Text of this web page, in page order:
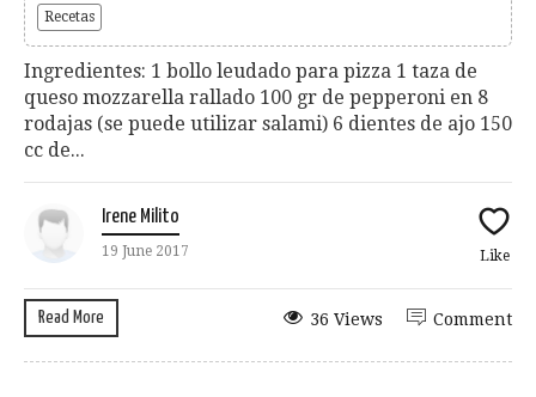
Recetas
Ingredientes: 1 bollo leudado para pizza 1 taza de
queso mozzarella rallado 100 gr de pepperoni en 8
rodajas (se puede utilizar salami) 6 dientes de ajo 150
cc de...
Irene Milito
19 June 2017 Like
Read More Comment
36 Views